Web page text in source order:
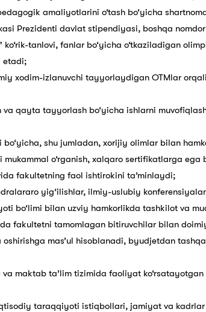
amaliyotlarini o‘tash bo‘yicha
Prezidenti davlat stipendiyasi, boshqa
ko‘rik-tanlovi, fanlar bo‘yicha o‘tkaziladigan
etadi;
xodim-izlanuvchi tayyorlaydigan OTMlar
va qayta tayyorlash bo‘yicha ishlarni
shu jumladan, xorijiy olimlar bilan
o‘rganish, xalqaro sertifikatlarga ega
fakultetning faol ishtirokini ta’minlaydi;
yig‘ilishlar, ilmiy-uslubiy
bo‘limi bilan uzviy hamkorlikda tashkilot va
fakultetni tamomlagan bitiruvchilar bilan
mas’ul hisoblanadi, byudjetdan
maktab ta’lim tizimida faoliyat
taraqqiyoti istiqbollari, jamiyat va